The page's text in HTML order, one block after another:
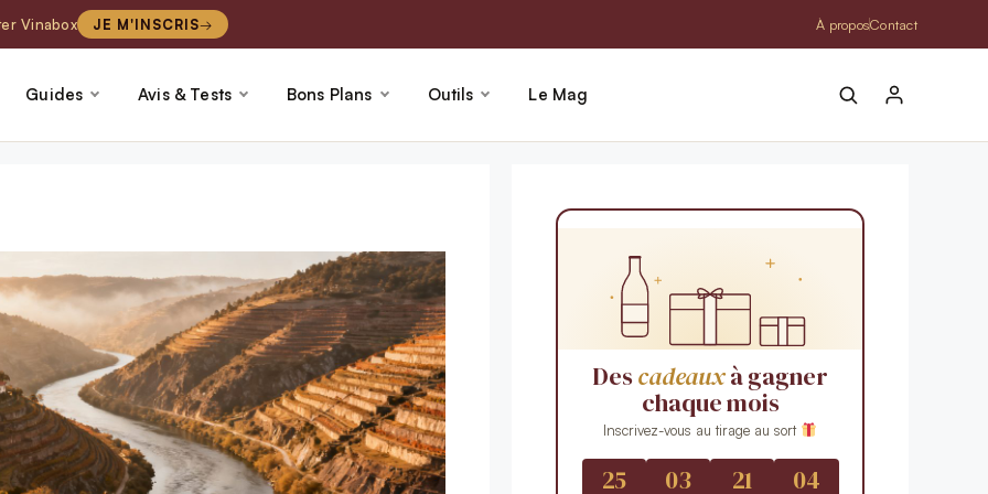
Vinabox JE M'INSCRIS À proposContact
Guides Avis & Tests Bons Plans Outils Le Mag
Descadeauxà gagner
chaque mois
Inscrivez-vous au tirage au sort
25 03 21 03